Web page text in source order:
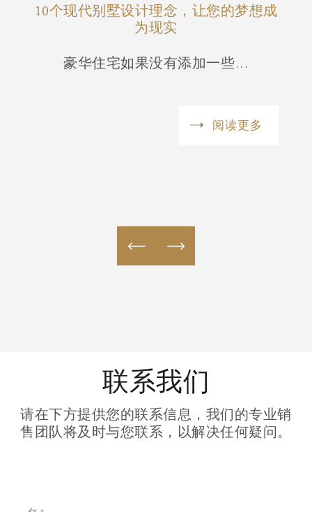
10个现代别墅设计理念，让您的梦想成
为现实
豪华住宅如果没有添加一些...
阅读更多
联系我们
请在下方提供您的联系信息，我们的专业销
售团队将及时与您联系，以解决任何疑问。